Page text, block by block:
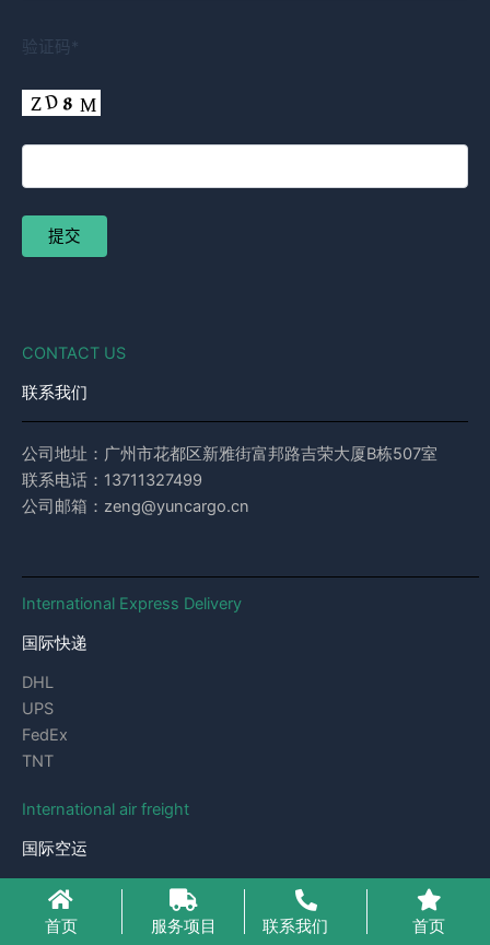
验证码*
CONTACT US
联系我们
公司地址：广州市花都区新雅街富邦路吉荣大厦B栋507室
联系电话：13711327499
公司邮箱：zeng@yuncargo.cn
International Express Delivery
国际快递
DHL
UPS
FedEx
TNT
International air freight
国际空运
东南亚、中亚、印巴
欧洲、美国、加拿大
非洲、南美、澳洲
首页 服务项目 联系我们 首页